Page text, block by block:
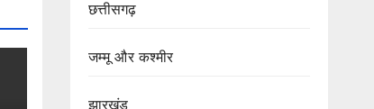
छत्तीसगढ़
जम्मू और कश्मीर
झारखंड